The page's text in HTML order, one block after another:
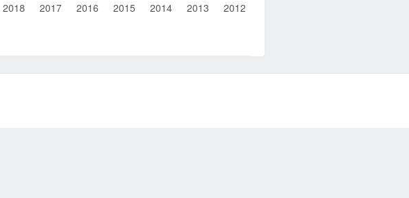
2018 2017 2016 2015 2014 2013 2012